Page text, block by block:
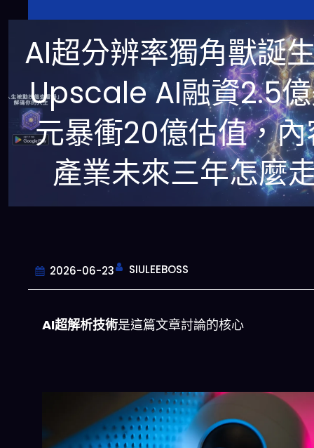
AI超分辨率獨角獸誕
Upscale AI融資2.5
元暴衝20億估值，內
產業未來三年怎麼
2026-06-23 SIULEEBOSS
AI超解析技術是這篇文章討論的核心